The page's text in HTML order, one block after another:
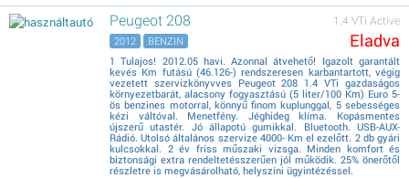
Peugeot 208 1.4 VTi Active
Eladva
2012 BENZIN
1 Tulajos! 2012.05 havi. Azonnal átvehető! Igazolt garantált
kevés Km futású (46.126-) rendszeresen karbantartott, végig
vezetett szervizkönyvves Peugeot 208 1.4 VTi gazdaságos
környezetbarát, alacsony fogyasztású (5 liter/100 Km) Euro 5-
ös benzines motorral, könnyű finom kuplunggal, 5 sebességes
kézi váltóval. Menetfény. Jéghideg klíma. Kopásmentes
újszerű utastér. Jó állapotú gumikkal. Bluetooth. USB-AUX-
Rádió. Utolsó általános szervize 4000- Km el ezelőtt. 2 db gyári
kulcsokkal. 2 év friss műszaki vizsga. Minden komfort és
biztonsági extra rendeltetésszerűen jól működik. 25% önerőtől
részletre is megvásárolható, helyszíni ügyintézéssel.